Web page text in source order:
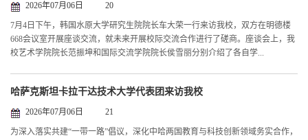
2026年07月06日 20
7月4日下午，韩国水原大学研究生院院长车大荣一行来访我校，双方在明德楼
668会议室开展座谈交流，就未来开展校际交流合作进行了磋商。座谈会上，我
校艺术学院院长范振坤和国际交流学院院长侯雪丽分别介绍了各自学...
哈萨克斯坦卡拉干达技术大学代表团来访我校
2026年07月06日 21
为深入落实共建“一带一路”倡议，深化中哈两国教育与科技创新领域务实合作，